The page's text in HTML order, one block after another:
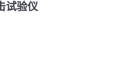
试验仪